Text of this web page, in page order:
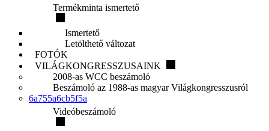
Termékminta ismertető
Ismertető
Letölthető változat
FOTÓK
VILÁGKONGRESSZUSAINK
2008-as WCC beszámoló
Beszámoló az 1988-as magyar Világkongresszusról
6a755a6cb5f5a
Videóbeszámoló